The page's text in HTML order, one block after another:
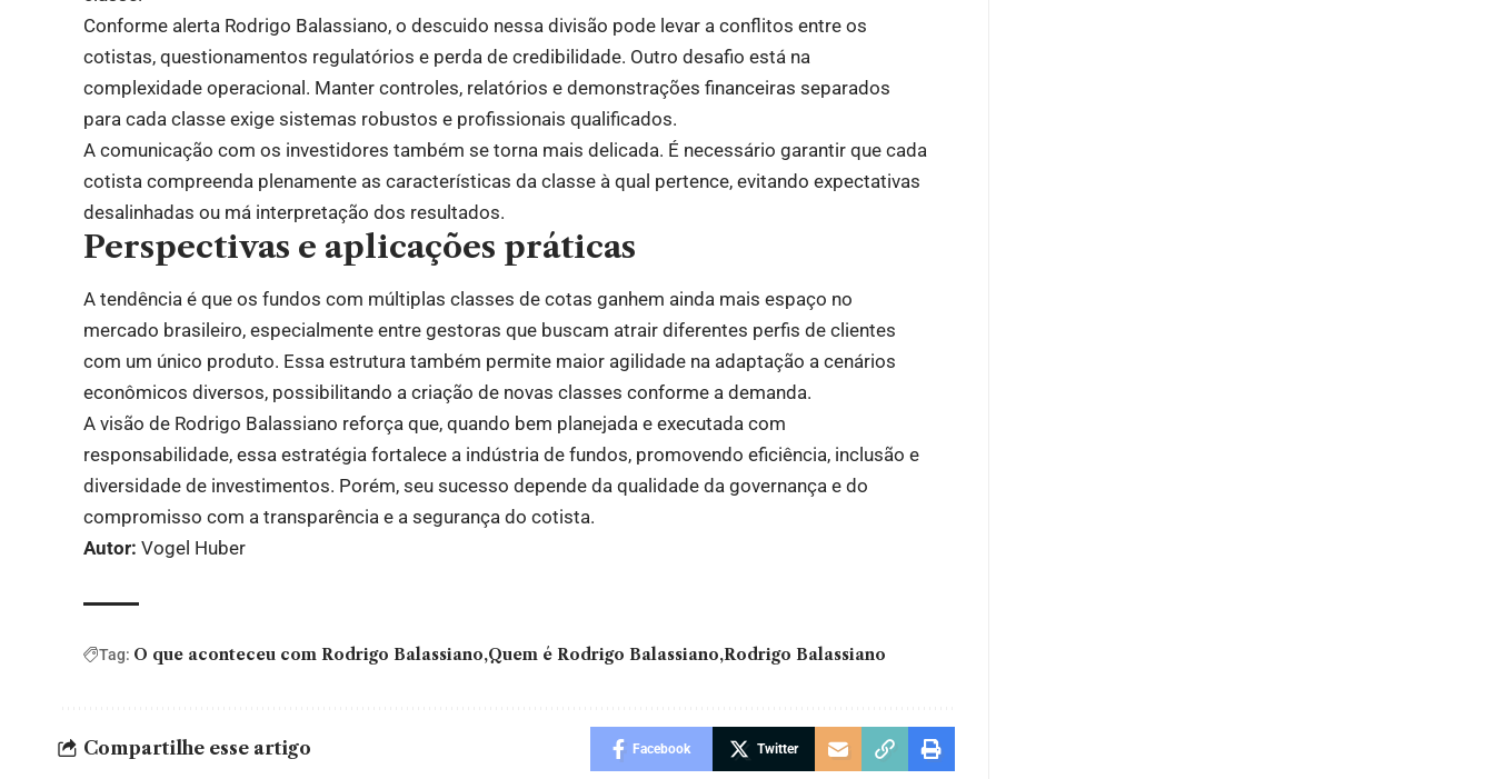
Conforme alerta Rodrigo Balassiano, o descuido nessa divisão pode levar a conflitos entre os
cotistas, questionamentos regulatórios e perda de credibilidade. Outro desafio está na
complexidade operacional. Manter controles, relatórios e demonstrações financeiras separados
para cada classe exige sistemas robustos e profissionais qualificados.
A comunicação com os investidores também se torna mais delicada. É necessário garantir que cada
cotista compreenda plenamente as características da classe à qual pertence, evitando expectativas
desalinhadas ou má interpretação dos resultados.
Perspectivas e aplicações práticas
A tendência é que os fundos com múltiplas classes de cotas ganhem ainda mais espaço no
mercado brasileiro, especialmente entre gestoras que buscam atrair diferentes perfis de clientes
com um único produto. Essa estrutura também permite maior agilidade na adaptação a cenários
econômicos diversos, possibilitando a criação de novas classes conforme a demanda.
A visão de Rodrigo Balassiano reforça que, quando bem planejada e executada com
responsabilidade, essa estratégia fortalece a indústria de fundos, promovendo eficiência, inclusão e
diversidade de investimentos. Porém, seu sucesso depende da qualidade da governança e do
compromisso com a transparência e a segurança do cotista.
Autor: Vogel Huber
Tag: O que aconteceu com Rodrigo Balassiano Quem é Rodrigo Balassiano Rodrigo Balassiano
Compartilhe esse artigo Facebook Twitter